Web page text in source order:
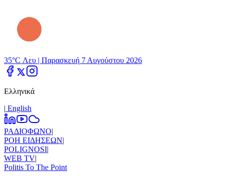
35°C Λευ | Παρασκευή 7 Αυγούστου 2026
Ελληνικά
| Εnglish
ΡΑΔΙΟΦΩΝΟ|
ΡΟΗ ΕΙΔΗΣΕΩΝ|
POLIGNOSI|
WEB TV|
Politis To The Point